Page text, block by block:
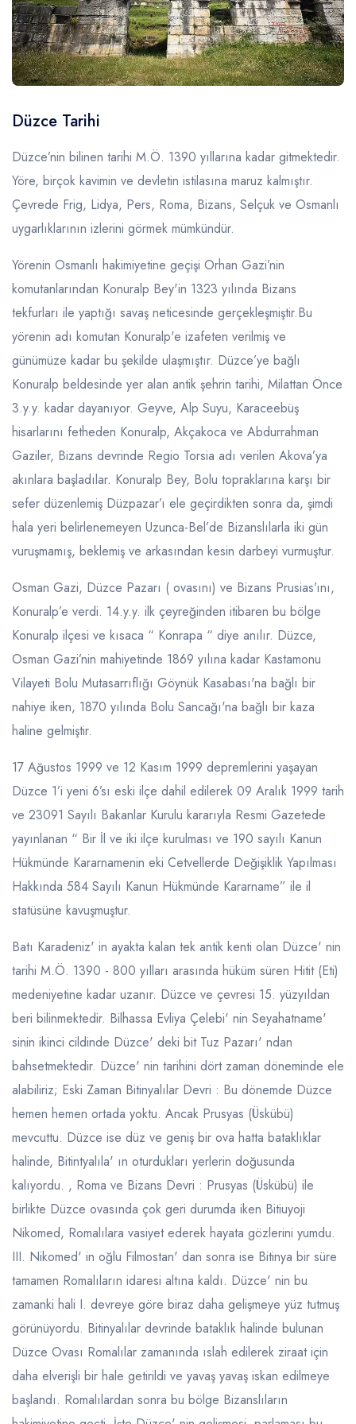
Mağaralar
Macera Sporları
Yerel Üreticiler
Coğrafi İşaretli Ürünler
Kütüphaneler
Turizm Eğitim Kurumları
Sinemalar & Tiyatrolar
Yerel Ulaşım Firmaları
Kamp Alanları
Yayla Turizmi
Faydalı Linkler
Etkinlikler
Düzce Tarihi
Düzce’nin bilinen tarihi M.Ö. 1390 yıllarına kadar gitmektedir.
Yöre, birçok kavimin ve devletin istilasına maruz kalmıştır.
Çevrede Frig, Lidya, Pers, Roma, Bizans, Selçuk ve Osmanlı
uygarlıklarının izlerini görmek mümkündür.
Yörenin Osmanlı hakimiyetine geçişi Orhan Gazi’nin
komutanlarından Konuralp Bey'in 1323 yılında Bizans
tekfurları ile yaptığı savaş neticesinde gerçekleşmiştir.Bu
yörenin adı komutan Konuralp'e izafeten verilmiş ve
günümüze kadar bu şekilde ulaşmıştır. Düzce’ye bağlı
Konuralp beldesinde yer alan antik şehrin tarihi, Milattan Önce
3.y.y. kadar dayanıyor. Geyve, Alp Suyu, Karaceebüş
hisarlarını fetheden Konuralp, Akçakoca ve Abdurrahman
Gaziler, Bizans devrinde Regio Torsia adı verilen Akova’ya
akınlara başladılar. Konuralp Bey, Bolu topraklarına karşı bir
sefer düzenlemiş Düzpazar’ı ele geçirdikten sonra da, şimdi
hala yeri belirlenemeyen Uzunca-Bel’de Bizanslılarla iki gün
vuruşmamış, beklemiş ve arkasından kesin darbeyi vurmuştur.
Osman Gazi, Düzce Pazarı ( ovasını) ve Bizans Prusias’ını,
Konuralp’e verdi. 14.y.y. ilk çeyreğinden itibaren bu bölge
Konuralp ilçesi ve kısaca “ Konrapa “ diye anılır. Düzce,
Osman Gazi’nin mahiyetinde 1869 yılına kadar Kastamonu
Vilayeti Bolu Mutasarrıflığı Göynük Kasabası'na bağlı bir
nahiye iken, 1870 yılında Bolu Sancağı'na bağlı bir kaza
haline gelmiştir.
17 Ağustos 1999 ve 12 Kasım 1999 depremlerini yaşayan
Düzce 1’i yeni 6’sı eski ilçe dahil edilerek 09 Aralık 1999 tarih
ve 23091 Sayılı Bakanlar Kurulu kararıyla Resmi Gazetede
yayınlanan “ Bir İl ve iki ilçe kurulması ve 190 sayılı Kanun
Hükmünde Kararnamenin eki Cetvellerde Değişiklik Yapılması
Hakkında 584 Sayılı Kanun Hükmünde Kararname” ile il
statüsüne kavuşmuştur.
Batı Karadeniz' in ayakta kalan tek antik kenti olan Düzce' nin
tarihi M.Ö. 1390 - 800 yılları arasında hüküm süren Hitit (Eti)
medeniyetine kadar uzanır. Düzce ve çevresi 15. yüzyıldan
beri bilinmektedir. Bilhassa Evliya Çelebi' nin Seyahatname'
sinin ikinci cildinde Düzce' deki bit Tuz Pazarı' ndan
bahsetmektedir. Düzce' nin tarihini dört zaman döneminde ele
alabiliriz; Eski Zaman Bitinyalılar Devri : Bu dönemde Düzce
hemen hemen ortada yoktu. Ancak Prusyas (Üskübü)
mevcuttu. Düzce ise düz ve geniş bir ova hatta bataklıklar
halinde, Bitintyalıla' ın oturdukları yerlerin doğusunda
kalıyordu. , Roma ve Bizans Devri : Prusyas (Üskübü) ile
birlikte Düzce ovasında çok geri durumda iken Bitiuyoji
Nikomed, Romalılara vasiyet ederek hayata gözlerini yumdu.
III. Nikomed' in oğlu Filmostan' dan sonra ise Bitinya bir süre
tamamen Romalıların idaresi altına kaldı. Düzce' nin bu
zamanki hali I. devreye göre biraz daha gelişmeye yüz tutmuş
görünüyordu. Bitinyalılar devrinde bataklık halinde bulunan
Düzce Ovası Romalılar zamanında ıslah edilerek ziraat için
daha elverişli bir hale getirildi ve yavaş yavaş iskan edilmeye
başlandı. Romalılardan sonra bu bölge Bizanslıların